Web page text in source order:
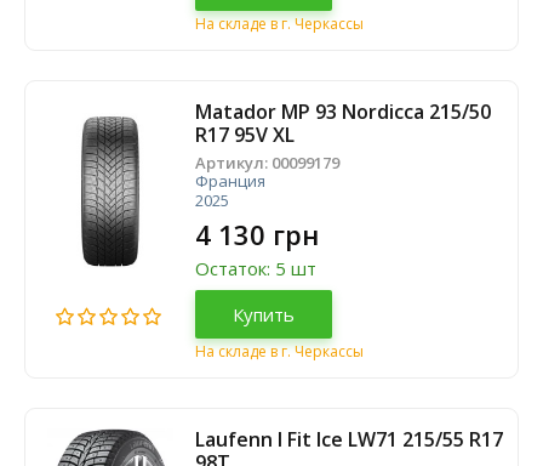
На складе в г. Черкассы
Matador MP 93 Nordicca 215/50
R17 95V XL
Артикул: 00099179
Франция
2025
4 130 грн
Остаток: 5 шт
Купить
На складе в г. Черкассы
Laufenn I Fit Ice LW71 215/55 R17